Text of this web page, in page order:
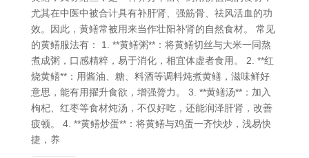
尤其在中医中被合计具有补肝肾、强筋骨、祛风活血的功
效。因此，黄鳝常被用来当作壮阳补肾的自然食材。 常见
的黄鳝服法有： 1. **黄鳝粥**：将黄鳝切丝与大米一同熬
煮成粥，口感精粹，易于消化，相宜体虚者食用。 2. **红
烧黄鳝**：用酱油、糖、料酒等调料炖煮黄鳝，滋味鲜好
意思，能有用擢升食欲，增强膂力。 3. **黄鳝汤**：加入
枸杞、红枣等食材炖汤，不仅好吃，还能润泽肝肾，改善
疲顿。 4. **黄鳝炒蛋**：将黄鳝与鸡蛋一齐快炒，浅易快
捷，养